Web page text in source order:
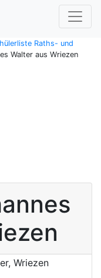
Raths- und
Walter aus Wriezen